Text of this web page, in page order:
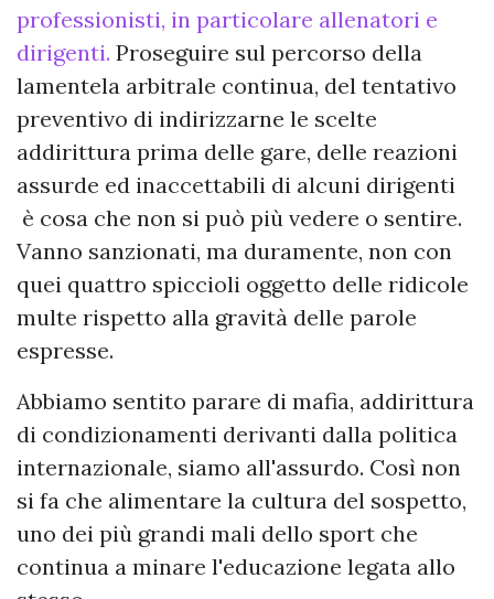
professionisti, in particolare allenatori e
dirigenti. Proseguire sul percorso della
lamentela arbitrale continua, del tentativo
preventivo di indirizzarne le scelte
addirittura prima delle gare, delle reazioni
assurde ed inaccettabili di alcuni dirigenti
è cosa che non si può più vedere o sentire.
Vanno sanzionati, ma duramente, non con
quei quattro spiccioli oggetto delle ridicole
multe rispetto alla gravità delle parole
espresse.
Abbiamo sentito parare di mafia, addirittura
di condizionamenti derivanti dalla politica
internazionale, siamo all'assurdo. Così non
si fa che alimentare la cultura del sospetto,
uno dei più grandi mali dello sport che
continua a minare l'educazione legata allo